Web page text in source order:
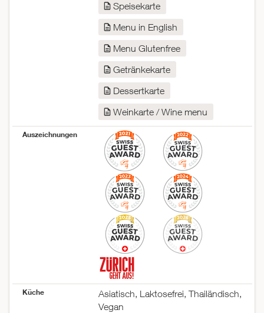
18:00–22:00
Speisekarte
Menu in English
Menu Glutenfree
Getränkekarte
Dessertkarte
Weinkarte / Wine menu
Auszeichnungen
Küche
Asiatisch, Laktosefrei, Thailändisch,
Vegan